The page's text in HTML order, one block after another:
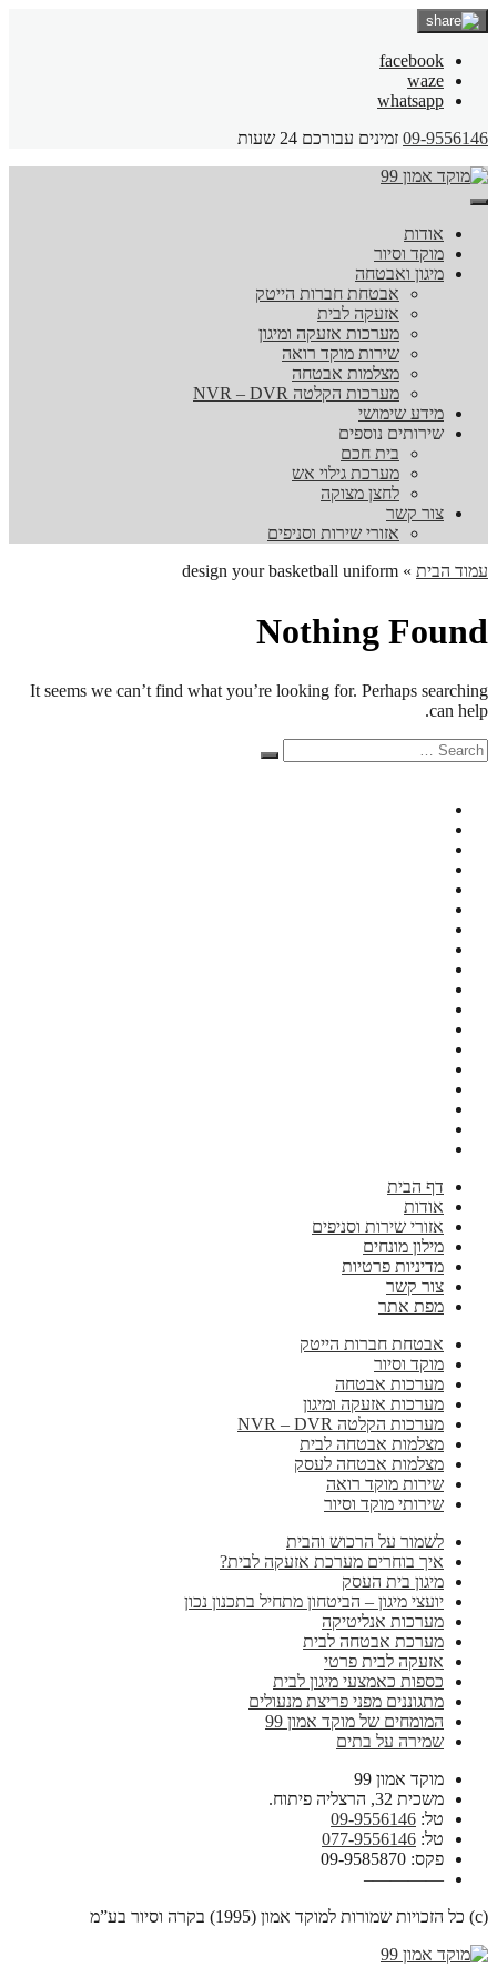
facebook
waze
whatsapp
09-9556146 זמינים עבורכם 24 שעות
אודות
מוקד וסיור
מיגון ואבטחה
אבטחת חברות הייטק
אזעקה לבית
מערכות אזעקה ומיגון
שירות מוקד רואה
מצלמות אבטחה
מערכות הקלטה NVR – DVR
מידע שימושי
שירותים נוספים
בית חכם
מערכת גילוי אש
לחצן מצוקה
צור קשר
אזורי שירות וסניפים
עמוד הבית »
design your basketball uniform
Nothing Found
It seems we can’t find what you’re looking for. Perhaps searching
can help.
Search
for:
Search
דף הבית
אודות
אזורי שירות וסניפים
מילון מונחים
מדיניות פרטיות
צור קשר
מפת אתר
אבטחת חברות הייטק
מוקד וסיור
מערכות אבטחה
מערכות אזעקה ומיגון
מערכות הקלטה NVR – DVR
מצלמות אבטחה לבית
מצלמות אבטחה לעסק
שירות מוקד רואה
שירותי מוקד וסיור
לשמור על הרכוש והבית
איך בוחרים מערכת אזעקה לבית?
מיגון בית העסק
יועצי מיגון – הביטחון מתחיל בתכנון נכון
מערכות אנליטיקה
מערכת אבטחה לבית
אזעקה לבית פרטי
כספות כאמצעי מיגון לבית
מתגוננים מפני פריצת מנעולים
המומחים של מוקד אמון 99
שמירה על בתים
מוקד אמון 99
משכית 32, הרצליה פיתוח.
טל: 09-9556146
טל: 077-9556146
פקס: 09-9585870
————–
(c) כל הזכויות שמורות למוקד אמון (1995) בקרה וסיור בע”מ